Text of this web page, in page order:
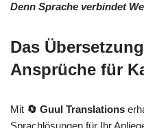
Denn Sprache verbindet
Das
Ansprüche für
Mit 🔄 Guul Translations